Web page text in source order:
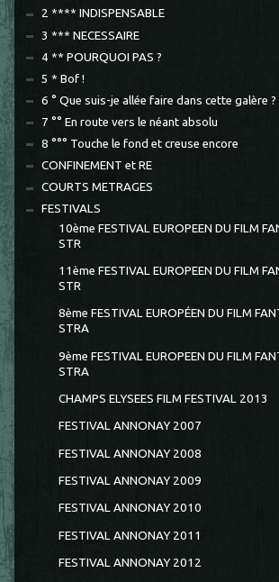
2 **** INDISPENSABLE
3 *** NECESSAIRE
4 ** POURQUOI PAS ?
5 * Bof !
6 ° Que suis-je allée faire dans cette galère ?
7 °° En route vers le néant absolu
8 °°° Touche le fond et creuse encore
CONFINEMENT et RE
COURTS METRAGES
FESTIVALS
10ème FESTIVAL EUROPEEN DU FILM
STR
11ème FESTIVAL EUROPEEN DU FILM
STR
8ème FESTIVAL EUROPÉEN DU FILM
STRA
9ème FESTIVAL EUROPEEN DU FILM
STRA
CHAMPS ELYSEES FILM FESTIVAL 2013
FESTIVAL ANNONAY 2007
FESTIVAL ANNONAY 2008
FESTIVAL ANNONAY 2009
FESTIVAL ANNONAY 2010
FESTIVAL ANNONAY 2011
FESTIVAL ANNONAY 2012